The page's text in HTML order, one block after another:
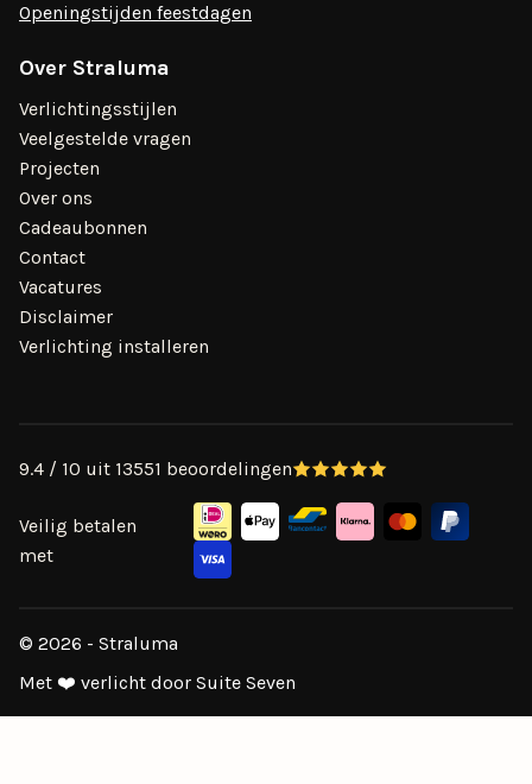
Openingstijden feestdagen
Over Straluma
Verlichtingsstijlen
Veelgestelde vragen
Projecten
Over ons
Cadeaubonnen
Contact
Vacatures
Disclaimer
Verlichting installeren
9.4 / 10 uit 13551 beoordelingen
Veilig betalen
met
© 2026 - Straluma
Met ❤️ verlicht door Suite Seven